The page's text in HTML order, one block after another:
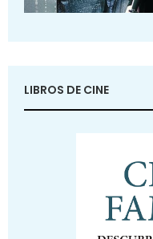
LIBROS DE CINE